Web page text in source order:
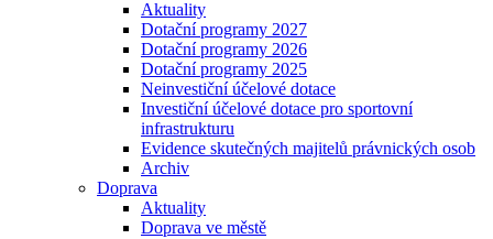
Aktuality
Dotační programy 2027
Dotační programy 2026
Dotační programy 2025
Neinvestiční účelové dotace
Investiční účelové dotace pro sportovní
infrastrukturu
Evidence skutečných majitelů právnických osob
Archiv
Doprava
Aktuality
Doprava ve městě